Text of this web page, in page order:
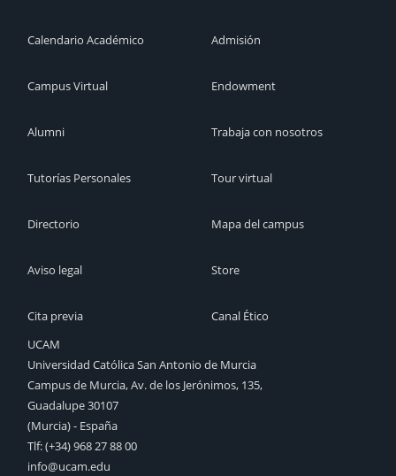
Calendario Académico
Campus Virtual
Alumni
Tutorías Personales
Directorio
Aviso legal
Cita previa
Admisión
Endowment
Trabaja con nosotros
Tour virtual
Mapa del campus
Store
Canal Ético
UCAM
Universidad Católica San Antonio de Murcia
Campus de Murcia, Av. de los Jerónimos, 135,
Guadalupe 30107
(Murcia) - España
Tlf:(+34) 968 27 88 00
info@ucam.edu